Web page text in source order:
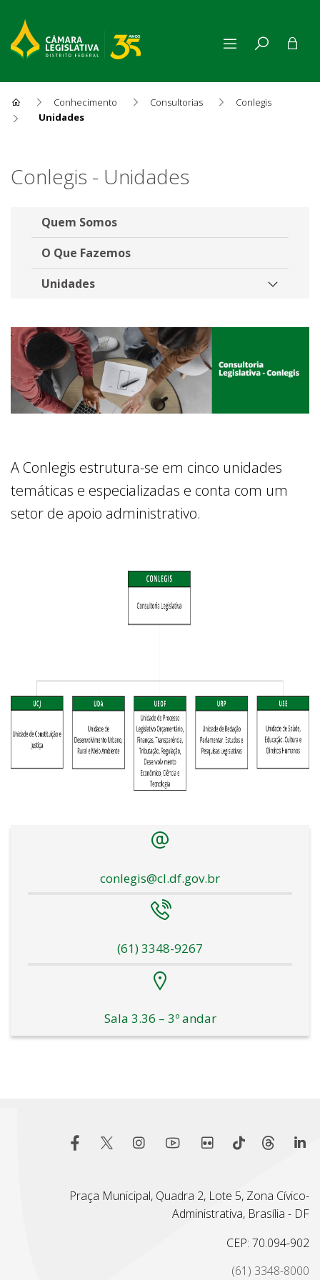
Conhecimento Consultorias
Conlegis
Unidades
Conlegis - Unidades
Quem Somos
O Que Fazemos
Unidades
A Conlegis estrutura-se em cinco unidades
temáticas e especializadas e conta com um
setor de apoio administrativo.
conlegis@cl.df.gov.br
(61) 3348-9267
Sala 3.36 – 3º andar
Praça Municipal, Quadra 2, Lote 5, Zona Cívico-
Administrativa, Brasília - DF
CEP: 70.094-902
(61) 3348-8000